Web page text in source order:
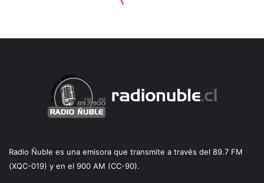
Radio Ñuble es una emisora que transmite a través del 89.7 FM
(XQC-019) y en el 900 AM (CC-90).